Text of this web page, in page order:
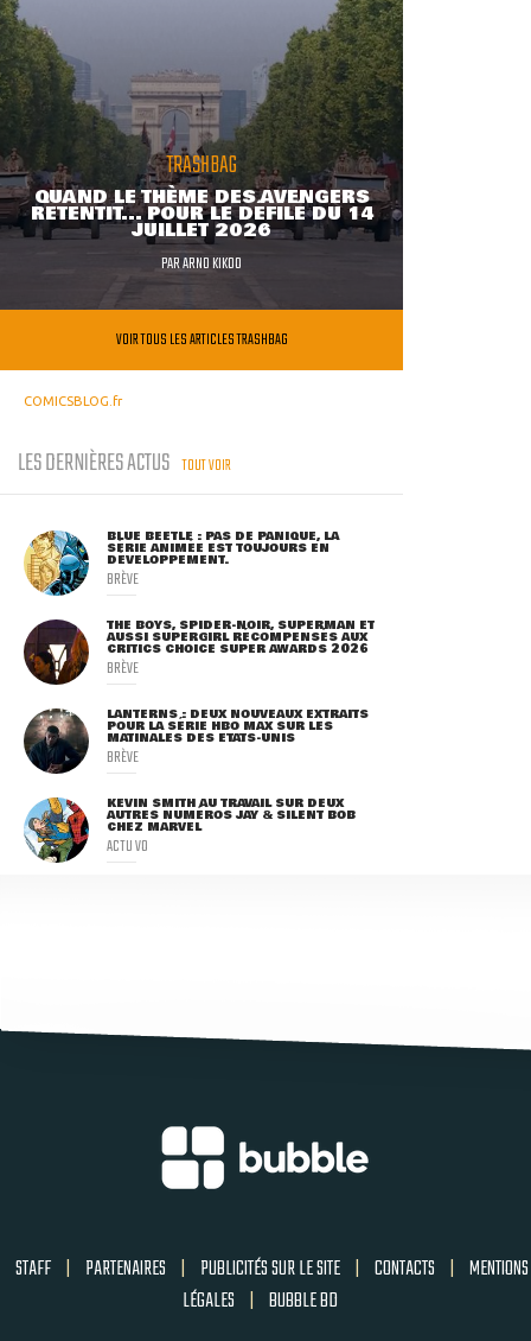
TRASHBAG
QUAND LE THÈME DES AVENGERS
RETENTIT... POUR LE DÉFILÉ DU 14
JUILLET 2026
PARARNO KIKOO
VOIR TOUS LES ARTICLES TRASHBAG
COMICSBLOG.fr
LES DERNIÈRES ACTUS TOUT VOIR
BLUE BEETLE : PAS DE PANIQUE, LA
SÉRIE ANIMÉE EST TOUJOURS EN
DÉVELOPPEMENT.
BRÈVE
THE BOYS, SPIDER-NOIR, SUPERMAN ET
AUSSI SUPERGIRL RÉCOMPENSÉS AUX
CRITICS CHOICE SUPER AWARDS 2026
BRÈVE
LANTERNS : DEUX NOUVEAUX EXTRAITS
POUR LA SÉRIE HBO MAX SUR LES
MATINALES DES ETATS-UNIS
BRÈVE
KEVIN SMITH AU TRAVAIL SUR DEUX
AUTRES NUMÉROS JAY & SILENT BOB
CHEZ MARVEL
ACTU VO
STAFF | PARTENAIRES | PUBLICITÉS SUR LE SITE | CONTACTS | MENTIONS
LÉGALES | BUBBLE BD